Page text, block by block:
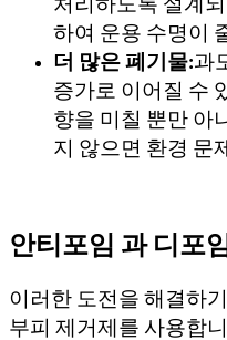
처리하도록 설계
하여 운용 수명이
더 많은 폐기물:과
증가로 이어질 수
향을 미칠 뿐만 아
지 않으면 환경 문
안티포임 과 디포
이러한 도전을 해결하
부피 제거제를 사용합